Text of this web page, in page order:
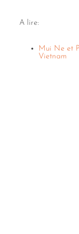
A lire:
Mui Ne et
Vietnam